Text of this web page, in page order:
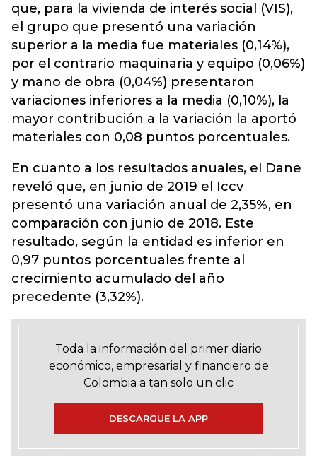
que, para la vivienda de interés social (VIS),
el grupo que presentó una variación
superior a la media fue materiales (0,14%),
por el contrario maquinaria y equipo (0,06%)
y mano de obra (0,04%) presentaron
variaciones inferiores a la media (0,10%), la
mayor contribución a la variación la aportó
materiales con 0,08 puntos porcentuales.
En cuanto a los resultados anuales, el Dane
reveló que, en junio de 2019 el Iccv
presentó una variación anual de 2,35%, en
comparación con junio de 2018. Este
resultado, según la entidad es inferior en
0,97 puntos porcentuales frente al
crecimiento acumulado del año
precedente (3,32%).
Toda la información del primer diario
económico, empresarial y financiero de
Colombia a tan solo un clic
DESCARGUE LA APP